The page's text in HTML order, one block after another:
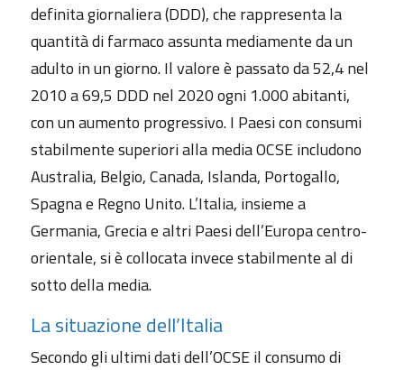
definita giornaliera (DDD), che rappresenta la
quantità di farmaco assunta mediamente da un
adulto in un giorno. Il valore è passato da 52,4 nel
2010 a 69,5 DDD nel 2020 ogni 1.000 abitanti,
con un aumento progressivo. I Paesi con consumi
stabilmente superiori alla media OCSE includono
Australia, Belgio, Canada, Islanda, Portogallo,
Spagna e Regno Unito. L’Italia, insieme a
Germania, Grecia e altri Paesi dell’Europa centro-
orientale, si è collocata invece stabilmente al di
sotto della media.
La situazione dell’Italia
Secondo gli ultimi dati dell’OCSE il consumo di